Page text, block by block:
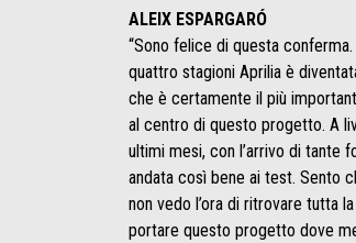
ALEIX ESPARGARÓ
“Sono felice di questa
quattro stagioni Aprilia è
che è certamente il più
al centro di questo progetto. A
ultimi mesi, con l’arrivo di tante
andata così bene ai test. Sento
non vedo l’ora di ritrovare tutta
portare questo progetto dove